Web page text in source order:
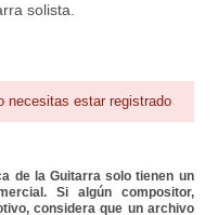
solista.
necesitas estar registrado
de la Guitarra solo tienen un
Si algún compositor,
considera que un archivo